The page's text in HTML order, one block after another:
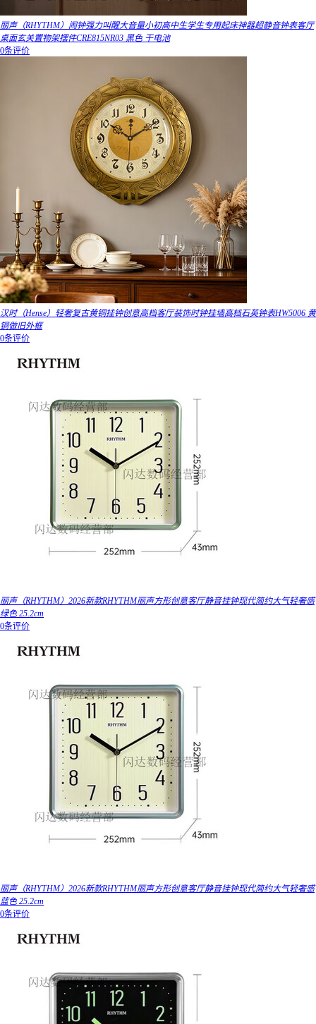
丽声（RHYTHM）闹钟强力叫醒大音量小初高中生学生专用起床神器超静音钟表客厅
桌面玄关置物架摆件CRE815NR03 黑色 干电池
0条评价
汉时（Hense）轻奢复古黄铜挂钟创意高档客厅装饰时钟挂墙高档石英钟表HW5006 黄
铜做旧外框
0条评价
丽声（RHYTHM）2026新款RHYTHM丽声方形创意客厅静音挂钟现代简约大气轻奢感
绿色 25.2cm
0条评价
丽声（RHYTHM）2026新款RHYTHM丽声方形创意客厅静音挂钟现代简约大气轻奢感
蓝色 25.2cm
0条评价